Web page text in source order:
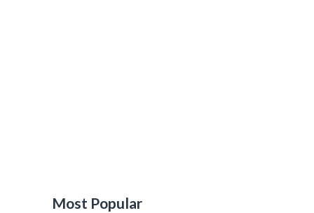
Most Popular